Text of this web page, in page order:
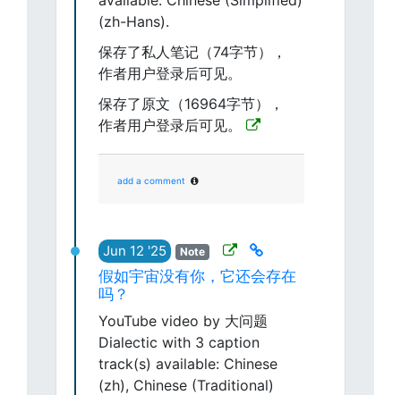
(zh-Hans).
保存了私人笔记（74字节），
作者用户登录后可见。
保存了原文（16964字节），
作者用户登录后可见。
add a comment
Jun 12 '25 Note
假如宇宙没有你，它还会存在
吗？
YouTube video by 大问题
Dialectic with 3 caption
track(s) available: Chinese
(zh), Chinese (Traditional)